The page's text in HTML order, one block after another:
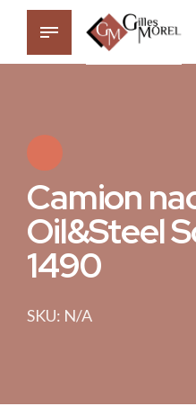
Camion
Oil&Steel
1490
SKU: N/A